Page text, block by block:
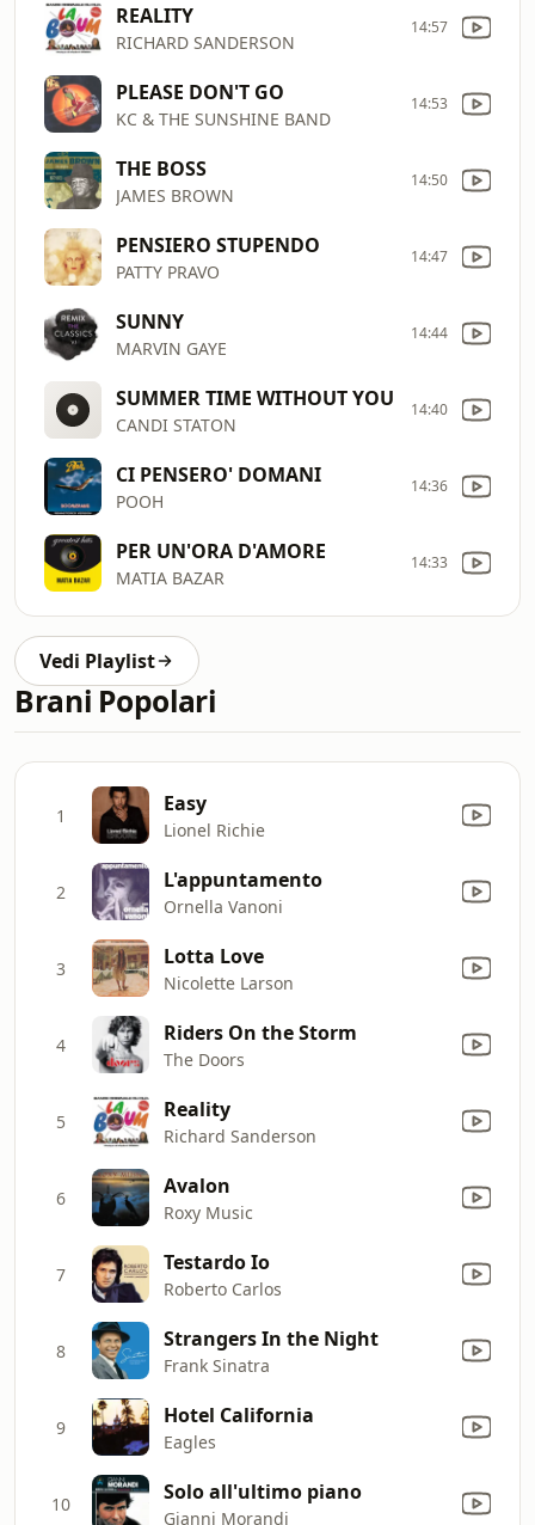
REALITY
RICHARD SANDERSON
14:57
PLEASE DON'T GO
KC & THE SUNSHINE BAND
14:53
THE BOSS
JAMES BROWN
14:50
PENSIERO STUPENDO
PATTY PRAVO
14:47
SUNNY
MARVIN GAYE
14:44
SUMMER TIME WITHOUT YOU
CANDI STATON
14:40
CI PENSERO' DOMANI
POOH
14:36
PER UN'ORA D'AMORE
MATIA BAZAR
14:33
Vedi Playlist
Brani Popolari
1 Easy
Lionel Richie
2 L'appuntamento
Ornella Vanoni
3 Lotta Love
Nicolette Larson
4 Riders On the Storm
The Doors
5 Reality
Richard Sanderson
6 Avalon
Roxy Music
7 Testardo Io
Roberto Carlos
8 Strangers In the Night
Frank Sinatra
9 Hotel California
Eagles
10 Solo all'ultimo piano
Gianni Morandi